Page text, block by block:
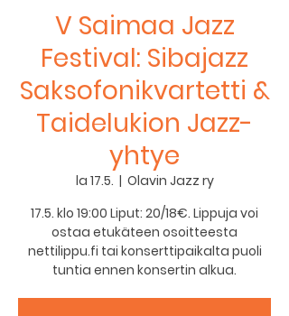
V Saimaa Jazz
Festival: Sibajazz
Saksofonikvartetti &
Taidelukion Jazz-
yhtye
la 17.5.
  |
Olavin Jazz ry
17.5. klo 19:00 Liput: 20/18€. Lippuja voi
ostaa etukäteen osoitteesta
nettilippu.fi tai konserttipaikalta puoli
tuntia ennen konsertin alkua.